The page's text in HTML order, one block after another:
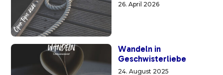
26. April 2026
Wandeln in
Geschwisterliebe
24. August 2025